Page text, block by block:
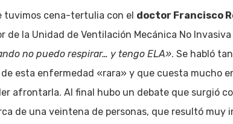
tuvimos cena-tertulia con el doctor Francisco
de la Unidad de Ventilación Mecánica No Invasiva
no puedo respirar… y tengo ELA». Se habló
esta enfermedad «rara» y que cuesta mucho
afrontarla. Al final hubo un debate que surgió
de una veintena de personas, que resultó muy